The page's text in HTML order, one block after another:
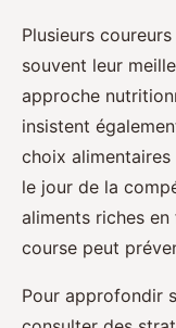
Plusieurs
souvent leur
approche
insistent
choix alimentaires
le jour de la
aliments riches
course peut
Pour approfondir